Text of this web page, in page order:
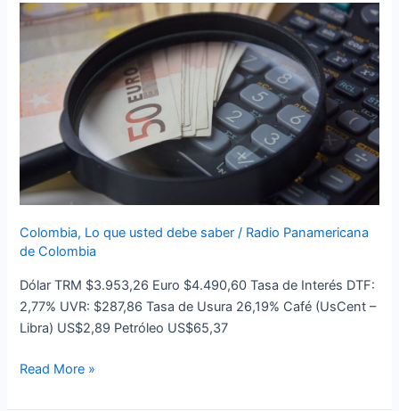
Colombia, Lo que usted debe saber / Radio Panamericana
de Colombia
Dólar TRM $3.953,26 Euro $4.490,60 Tasa de Interés DTF:
2,77% UVR: $287,86 Tasa de Usura 26,19% Café (UsCent –
Libra) US$2,89 Petróleo US$65,37
jueves
diciembre
Read More »